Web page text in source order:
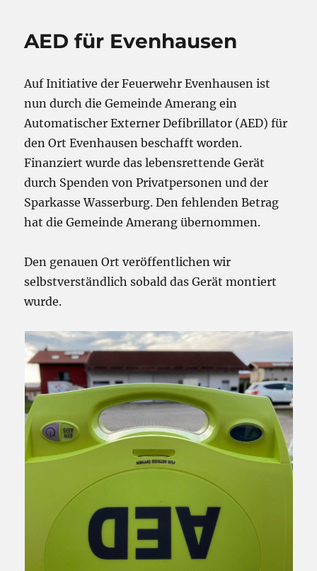
AED für Evenhausen
Auf Initiative der Feuerwehr Evenhausen ist
nun durch die Gemeinde Amerang ein
Automatischer Externer Defibrillator (AED) für
den Ort Evenhausen beschafft worden.
Finanziert wurde das lebensrettende Gerät
durch Spenden von Privatpersonen und der
Sparkasse Wasserburg. Den fehlenden Betrag
hat die Gemeinde Amerang übernommen.
Den genauen Ort veröffentlichen wir
selbstverständlich sobald das Gerät montiert
wurde.